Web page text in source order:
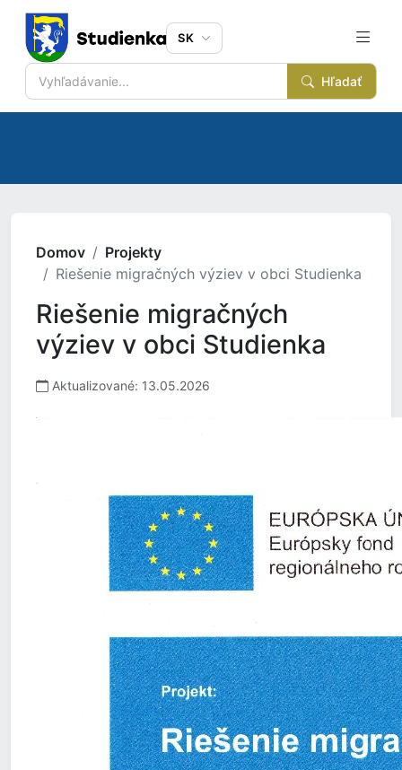
Hľadať
SK
Domov
Projekty
Riešenie migračných výziev v obci Studienka
Riešenie migračných
výziev v obci Studienka
Aktualizované: 13.05.2026